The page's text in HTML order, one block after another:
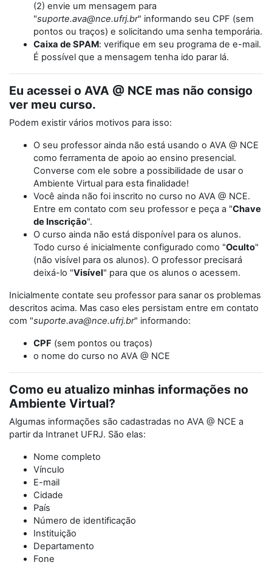
(2) envie um mensagem para
"suporte.ava@nce.ufrj.br" informando seu CPF (sem
pontos ou traços) e solicitando uma senha temporária.
Caixa de SPAM: verifique em seu programa de e-mail.
É possível que a mensagem tenha ido parar lá.
Eu acessei o AVA @ NCE mas não consigo
ver meu curso.
Podem existir vários motivos para isso:
O seu professor ainda não está usando o AVA @ NCE
como ferramenta de apoio ao ensino presencial.
Converse com ele sobre a possibilidade de usar o
Ambiente Virtual para esta finalidade!
Você ainda não foi inscrito no curso no AVA @ NCE.
Entre em contato com seu professor e peça a "Chave
de Inscrição".
O curso ainda não está disponível para os alunos.
Todo curso é inicialmente configurado como "Oculto"
(não visível para os alunos). O professor precisará
deixá-lo "Visível" para que os alunos o acessem.
Inicialmente contate seu professor para sanar os problemas
descritos acima. Mas caso eles persistam entre em contato
com "suporte.ava@nce.ufrj.br" informando:
CPF (sem pontos ou traços)
o nome do curso no AVA @ NCE
Como eu atualizo minhas informações no
Ambiente Virtual?
Algumas informações são cadastradas no AVA @ NCE a
partir da Intranet UFRJ. São elas:
Nome completo
Vínculo
E-mail
Cidade
País
Número de identificação
Instituição
Departamento
Fone